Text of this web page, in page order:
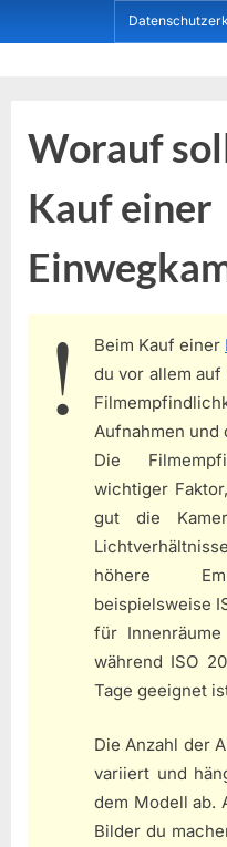
to
Worauf
Kauf einer
Beim Kauf einer
du vor allem
Aufnahmen und
Die
wichtiger
gut die
höhere
beispielsweise
für
während ISO
Tage geeignet
Die Anzahl der
variiert und
dem Modell ab.
Bilder du